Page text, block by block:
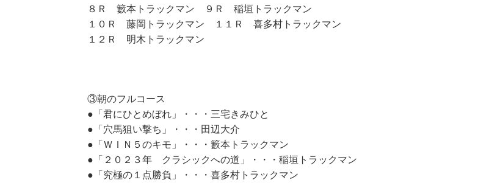
８Ｒ 籔本トラックマン ９Ｒ 稲垣トラックマン
１０Ｒ 藤岡トラックマン １１Ｒ 喜多村トラックマン
１２Ｒ 明木トラックマン
③朝のフルコース
●「君にひとめぼれ」・・・三宅きみひと
●「穴馬狙い撃ち」・・・田辺大介
●「ＷＩＮ５のキモ」・・・籔本トラックマン
●「２０２３年 クラシックへの道」・・・稲垣トラックマン
●「究極の１点勝負」・・・喜多村トラックマン